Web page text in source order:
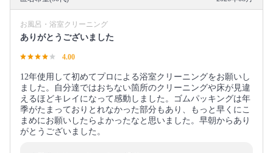
お風呂・浴室クリーニング
ありがとうございました
4.00
12年使用して初めてプロによる浴室クリーニングをお願いし
ました。自分達ではおちない箇所のクリーニングや床が見違
えるほどキレイになって感動しました。ゴムパッキングは年
季がたまっておりとれなかった部分もあり、もっと早くにこ
まめにお願いしたらよかったなと思いました。早朝からあり
がとうございました。